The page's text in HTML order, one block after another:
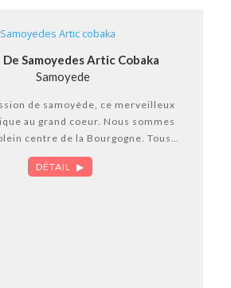
De Samoyedes Artic Cobaka
Samoyede
de samoyède, ce merveilleux
au grand coeur. Nous sommes
centre de la Bourgogne. Tous
et chiots sont inscrits à un livre des
Conseils et suivi assurés. Visites
DÉTAIL